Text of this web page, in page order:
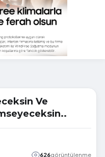
Ve
626görüntülenme